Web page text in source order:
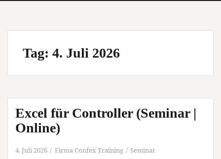
Tag: 4. Juli 2026
Excel für Controller (Seminar |
Online)
4. Juli 2026 Firma Confex Training Seminar